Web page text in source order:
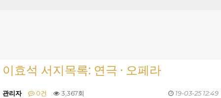
이효석 서지목록: 연극 · 오페라
관리자 0건 3,367회 19-03-25 12:49